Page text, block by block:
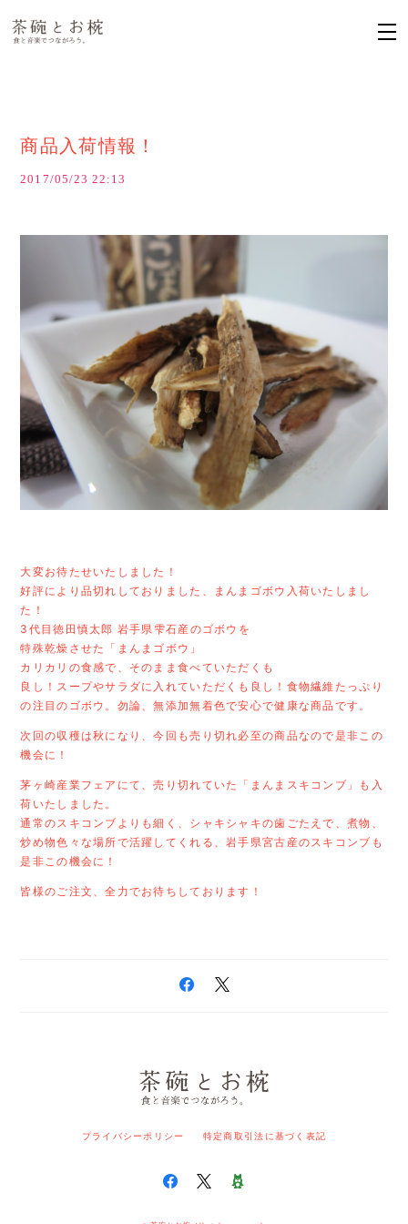
商品入荷情報！
2017/05/23 22:13
大変お待たせいたしました！
好評により品切れしておりました、まんまゴボウ入荷いたしまし
た！
3代目徳田慎太郎 岩手県雫石産のゴボウを
特殊乾燥させた「まんまゴボウ」
カリカリの食感で、そのまま食べていただくも
良し！スープやサラダに入れていただくも良し！食物繊維たっぷり
の注目のゴボウ。勿論、無添加無着色で安心で健康な商品です。
次回の収穫は秋になり、今回も売り切れ必至の商品なので是非この
機会に！
茅ヶ崎産業フェアにて、売り切れていた「まんまスキコンブ」も入
荷いたしました。
通常のスキコンブよりも細く、シャキシャキの歯ごたえで、煮物、
炒め物色々な場所で活躍してくれる、岩手県宮古産のスキコンブも
是非この機会に！
皆様のご注文、全力でお待ちしております！
プライバシーポリシー 特定商取引法に基づく表記